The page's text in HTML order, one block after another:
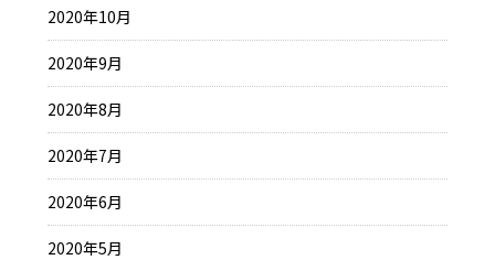
2020年10月
2020年9月
2020年8月
2020年7月
2020年6月
2020年5月